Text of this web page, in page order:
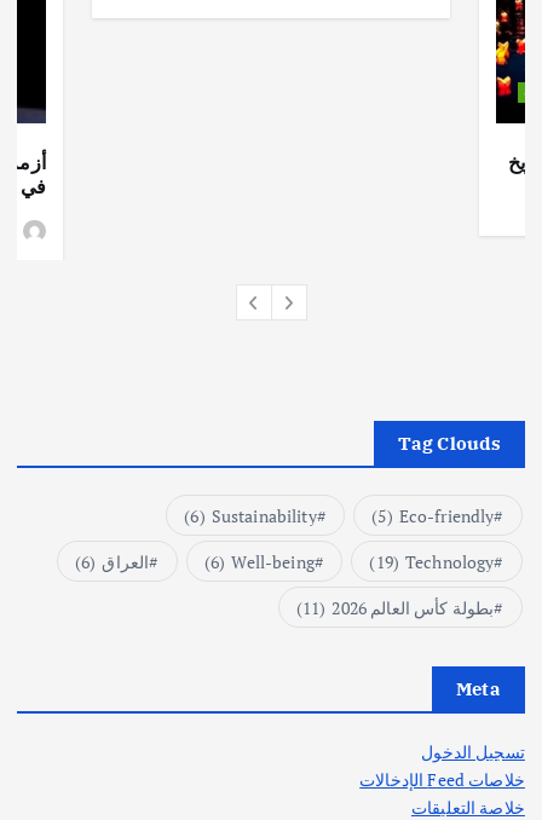
أزمة
في
Tag Clouds
Eco-friendly
(5)
Sustainability
(6)
Technology
(19)
Well-being
(6) العراق (6)
بطولة كأس العالم 2026
(11)
Meta
تسجيل الدخول
خلاصات Feed الإدخالات
خلاصة التعليقات